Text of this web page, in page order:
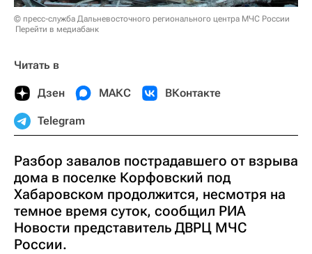
© пресс-служба Дальневосточного регионального центра МЧС России
Перейти в медиабанк
Читать в
Дзен МАКС ВКонтакте
Telegram
Разбор завалов пострадавшего от взрыва
дома в поселке Корфовский под
Хабаровском продолжится, несмотря на
темное время суток, сообщил РИА
Новости представитель ДВРЦ МЧС
России.